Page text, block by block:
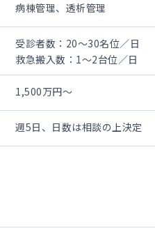
病棟管理、透析管理
受診者数：20～30名位／日
救急搬入数：1～2台位／日
1,500万円～
週5日、日数は相談の上決定